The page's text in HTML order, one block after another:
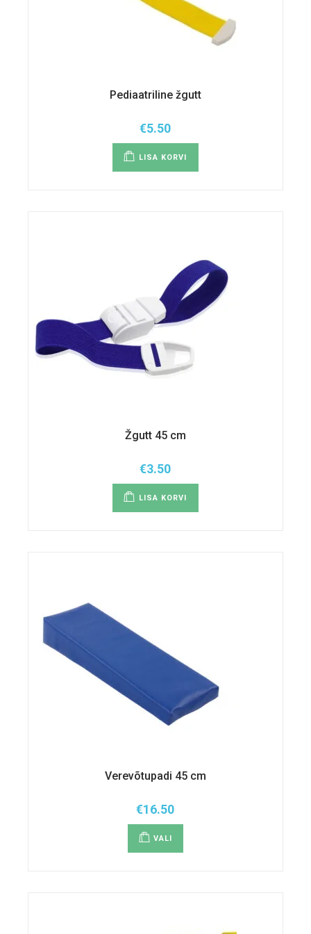
Pediaatriline žgutt
€5.50
LISA KORVI
Žgutt 45 cm
€3.50
LISA KORVI
Verevõtupadi 45 cm
€16.50
VALI
mitu